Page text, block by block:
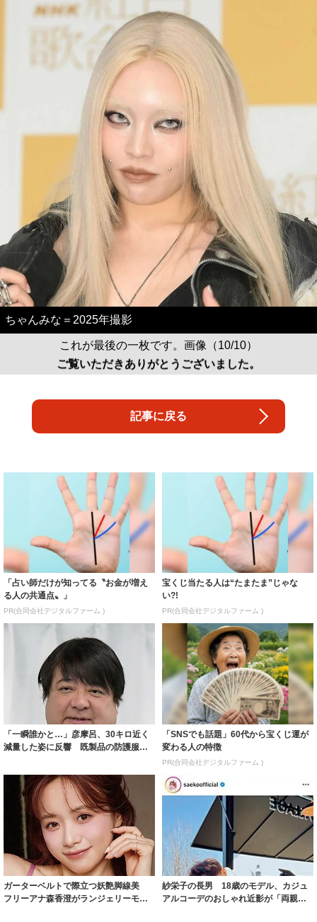
ちゃんみな＝2025年撮影
これが最後の一枚です。画像（10/10）
ご覧いただきありがとうございました。
記事に戻る
「占い師だけが知ってる〝お金が増え
る人の共通点〟」
PR(合同会社デジタルファーム )
宝くじ当たる人は“たまたま”じゃな
い?!
PR(合同会社デジタルファーム )
「一瞬誰かと…」彦摩呂、30キロ近く
減量した姿に反響 既製品の防護服が
「SNSでも話題」60代から宝くじ運が
変わる人の特徴
PR(合同会社デジタルファーム )
ガーターベルトで際立つ妖艶脚線美
フリーアナ森香澄がランジェリーモデ
紗栄子の長男 18歳のモデル、カジュ
アルコーデのおしゃれ近影が「両親の